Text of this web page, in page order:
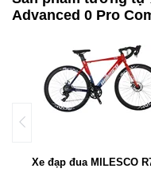
Advanced 0 Pro
Xe đạp đua MILESCO